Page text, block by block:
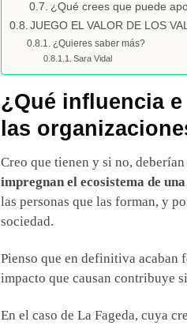
¿Qué crees que puede
JUEGO EL VALOR DE LOS
¿Quieres saber más?
Sara Vidal
¿Qué influencia
las
Creo que tienen y si no,
impregnan el ecosistema de
las personas que las forman, y
sociedad.
Pienso que en definitiva
impacto que causan contribuye
En el caso de La Fageda, cuya